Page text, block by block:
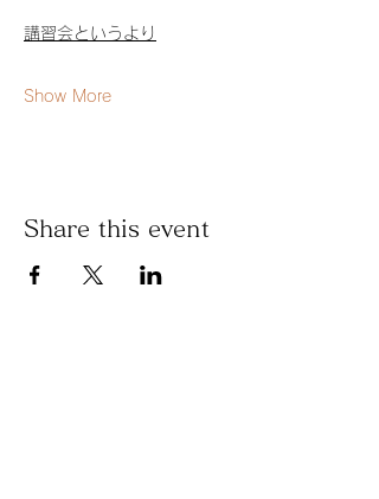
講習会というより
Show More
Share this event